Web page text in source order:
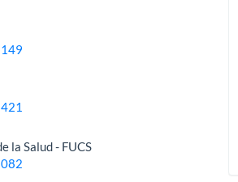
la Salud - FUCS